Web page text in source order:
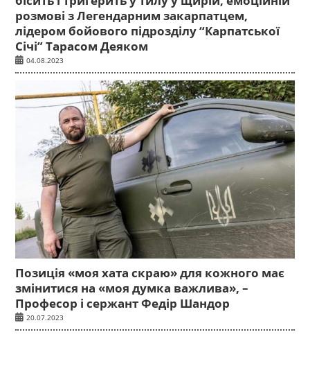
розмові з Легендарним закарпатцем,
лідером бойового підрозділу “Карпатської
Січі” Тарасом Деяком
04.08.2023
Позиція «моя хата скраю» для кожного має
змінитися на «моя думка важлива», –
Професор і сержант Федір Шандор
20.07.2023